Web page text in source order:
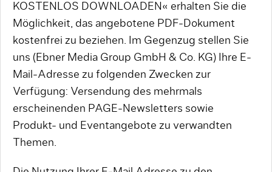
KOSTENLOS DOWNLOADEN« erhalten Sie die
Möglichkeit, das angebotene PDF-Dokument
kostenfrei zu beziehen. Im Gegenzug stellen Sie
uns (Ebner Media Group GmbH & Co. KG) Ihre E-
Mail-Adresse zu folgenden Zwecken zur
Verfügung: Versendung des mehrmals
erscheinenden PAGE-Newsletters sowie
Produkt- und Eventangebote zu verwandten
Themen.